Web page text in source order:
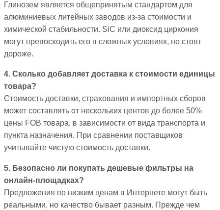
Глинозем является общепринятым стандартом для
алюминиевых литейных заводов из-за стоимости и
химической стабильности. SiC или диоксид циркония
могут превосходить его в сложных условиях, но стоят
дороже.
4. Сколько добавляет доставка к стоимости единицы
товара?
Стоимость доставки, страхования и импортных сборов
может составлять от нескольких центов до более 50%
цены FOB товара, в зависимости от вида транспорта и
пункта назначения. При сравнении поставщиков
учитывайте чистую стоимость доставки.
5. Безопасно ли покупать дешевые фильтры на
онлайн-площадках?
Предложения по низким ценам в Интернете могут быть
реальными, но качество бывает разным. Прежде чем